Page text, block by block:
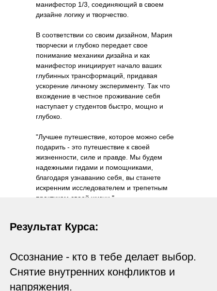
манифестор 1/3, соединяющий в своем
дизайне логику и творчество.
В соответствии со своим дизайном, Мария
творчески и глубоко передает свое
понимание механики дизайна и как
манифестор инициирует начало ваших
глубинных трансформаций, придавая
ускорение личному эксперименту. Так что
вхождение в честное проживание себя
наступает у студентов быстро, мощно и
глубоко.
"Лучшее путешествие, которое можно себе
подарить - это путешествие к своей
жизненности, силе и правде. Мы будем
надежными гидами и помощниками,
благодаря узнаванию себя, вы станете
искренним исследователем и трепетным
практиком своей жизни."
Результат Курса:
Осознание - кто в тебе делает выбор.
Снятие внутренних конфликтов и
напряжения.